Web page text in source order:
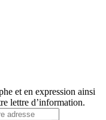
et en expression ainsi
lettre d’information.